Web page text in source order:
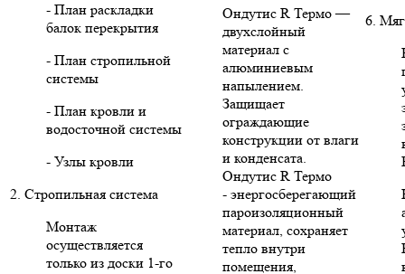
- План раскладки
балок перекрытия
- План стропильной
системы
- План кровли и
водосточной системы
- Узлы кровли
2. Стропильная система
Монтаж
осуществляется
только из доски 1-го
Ондутис R Термо —
двухслойный
материал с
алюминиевым
напылением.
Защищает
ограждающие
конструкции от влаги
и конденсата.
Ондутис R Термо
- энергосберегающий
пароизоляционный
материал, сохраняет
тепло внутри
помещения,
6.